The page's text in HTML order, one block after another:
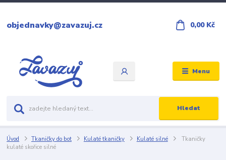
Menu
Hledat
objednavky@zavazuj.cz 0,00 Kč
Úvod Tkaničky do bot Kulaté tkaničky Kulaté silné
Tkaničky
kulaté skořice silné